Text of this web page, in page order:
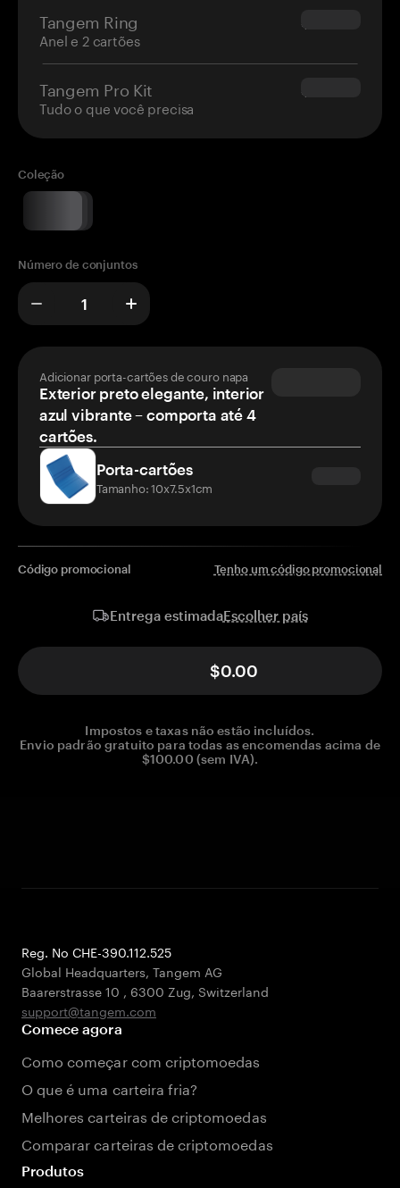
Tangem Ring
Anel e 2 cartões
$160.00
Tangem Pro Kit
Tudo o que você precisa
$180.00
Coleção
Número de conjuntos
Adicionar porta-cartões de couro napa
Exterior preto elegante, interior
azul vibrante – comporta até 4
cartões.
Porta-cartões
Tamanho: 10x7.5x1cm
Código promocional Tenho um código promocional
Entrega estimadaEscolher país
$0.00
Impostos e taxas não estão incluídos.
Envio padrão gratuito para todas as encomendas acima de
$100.00 (sem IVA).
Reg. No CHE-390.112.525
Global Headquarters, Tangem AG
Baarerstrasse 10 , 6300 Zug, Switzerland
support@tangem.com
Comece agora
Como começar com criptomoedas
O que é uma carteira fria?
Melhores carteiras de criptomoedas
Comparar carteiras de criptomoedas
Produtos